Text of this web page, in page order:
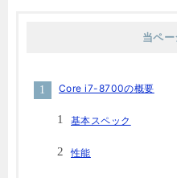
当ペ
Core i7-8700の概要
基本スペック
性能